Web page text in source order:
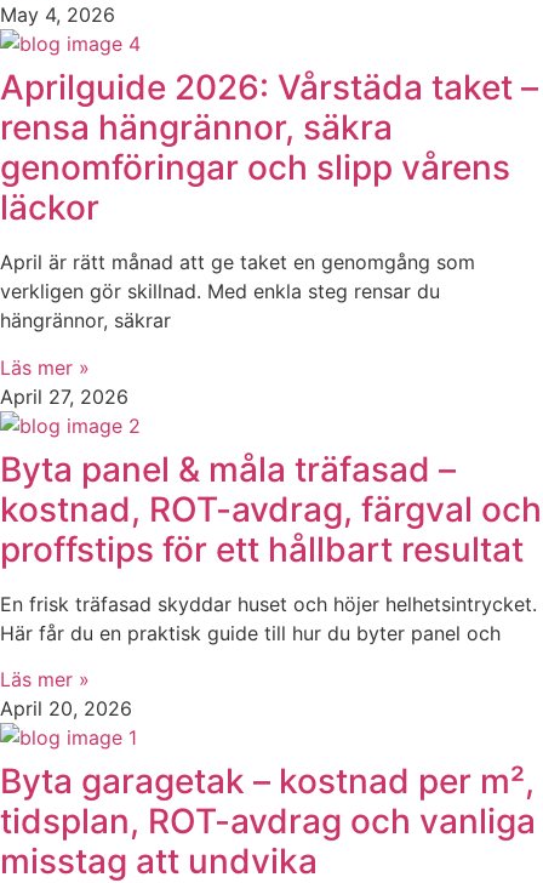
May 4, 2026
Aprilguide 2026: Vårstäda taket –
rensa hängrännor, säkra
genomföringar och slipp vårens
läckor
April är rätt månad att ge taket en genomgång som
verkligen gör skillnad. Med enkla steg rensar du
hängrännor, säkrar
Läs mer »
April 27, 2026
Byta panel & måla träfasad –
kostnad, ROT-avdrag, färgval och
proffstips för ett hållbart resultat
En frisk träfasad skyddar huset och höjer helhetsintrycket.
Här får du en praktisk guide till hur du byter panel och
Läs mer »
April 20, 2026
Byta garagetak – kostnad per m²,
tidsplan, ROT-avdrag och vanliga
misstag att undvika